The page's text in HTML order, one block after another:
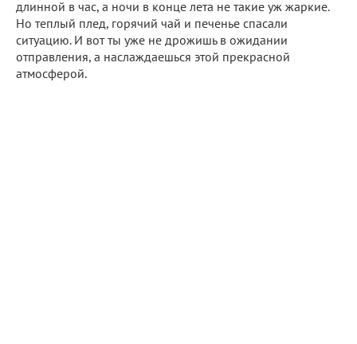
длинной в час, а ночи в конце лета не такие уж жаркие.
Но теплый плед, горячий чай и печенье спасали
ситуацию. И вот ты уже не дрожишь в ожидании
отправления, а наслаждаешься этой прекрасной
атмосферой.